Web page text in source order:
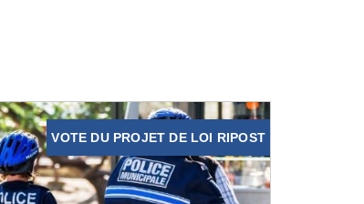
VOTE DU PROJET DE LOI RIPOST